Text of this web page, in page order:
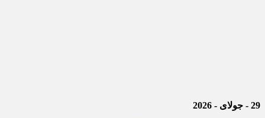
29 - جولای - 2026